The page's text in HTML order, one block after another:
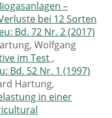
–
bei 12 Sorten
Bd. 72 Nr. 2 (2017)
Wolfgang
im Test ,
Bd. 52 Nr. 1 (1997)
Hartung,
in einer